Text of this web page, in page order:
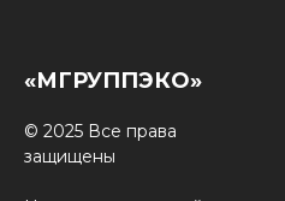
«МГРУППЭКО»
© 2025 Все права
защищены